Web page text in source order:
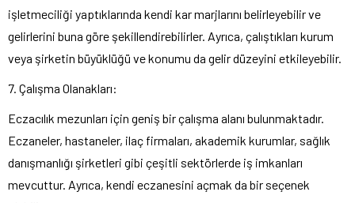
işletmeciliği yaptıklarında kendi kar marjlarını belirleyebilir ve
gelirlerini buna göre şekillendirebilirler. Ayrıca, çalıştıkları kurum
veya şirketin büyüklüğü ve konumu da gelir düzeyini etkileyebilir.
7. Çalışma Olanakları:
Eczacılık mezunları için geniş bir çalışma alanı bulunmaktadır.
Eczaneler, hastaneler, ilaç firmaları, akademik kurumlar, sağlık
danışmanlığı şirketleri gibi çeşitli sektörlerde iş imkanları
mevcuttur. Ayrıca, kendi eczanesini açmak da bir seçenek